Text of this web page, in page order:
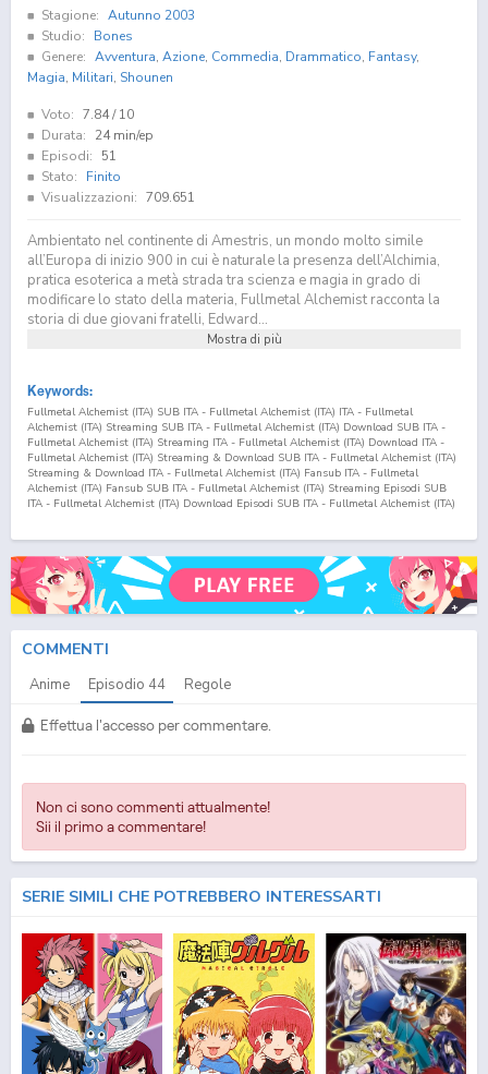
Stagione: Autunno 2003
Studio:
Bones
Genere: Avventura, Azione, Commedia, Drammatico, Fantasy,
Magia, Militari, Shounen
Voto: 7.84/ 10
Durata:
24 min/ep
Episodi:
51
Stato:
Finito
Visualizzazioni: 709.651
Ambientato nel continente di Amestris, un mondo molto simile
all’Europa di inizio 900 in cui è naturale la presenza dell’Alchimia,
pratica esoterica a metà strada tra scienza e magia in grado di
modificare lo stato della materia, Fullmetal Alchemist racconta la
storia di due giovani fratelli, Edward...
Mostra di più
Keywords:
Fullmetal Alchemist (ITA) SUB ITA - Fullmetal Alchemist (ITA) ITA - Fullmetal
Alchemist (ITA) Streaming SUB ITA - Fullmetal Alchemist (ITA) Download SUB ITA -
Fullmetal Alchemist (ITA) Streaming ITA - Fullmetal Alchemist (ITA) Download ITA -
Fullmetal Alchemist (ITA) Streaming & Download SUB ITA - Fullmetal Alchemist (ITA)
Streaming & Download ITA - Fullmetal Alchemist (ITA) Fansub ITA - Fullmetal
Alchemist (ITA) Fansub SUB ITA - Fullmetal Alchemist (ITA) Streaming Episodi SUB
ITA - Fullmetal Alchemist (ITA) Download Episodi SUB ITA - Fullmetal Alchemist (ITA)
Episodio 44 SUB ITA - Fullmetal Alchemist (ITA) Streaming Episodio
ITA -
Fullmetal Alchemist (ITA) Download Episodio44SUB ITA - Fullmetal Alchemist (ITA)
Download Episodio44 ITA
COMMENTI
Anime Episodio 44 Regole
Effettua l'accesso per commentare.
Non ci sono commenti attualmente!
Sii il primo a commentare!
SERIE SIMILI CHE POTREBBERO INTERESSARTI